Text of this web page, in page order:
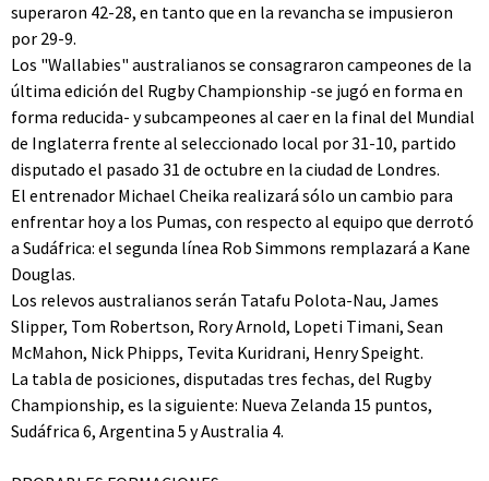
superaron 42-28, en tanto que en la revancha se impusieron
por 29-9.
Los "Wallabies" australianos se consagraron campeones de la
última edición del Rugby Championship -se jugó en forma en
forma reducida- y subcampeones al caer en la final del Mundial
de Inglaterra frente al seleccionado local por 31-10, partido
disputado el pasado 31 de octubre en la ciudad de Londres.
El entrenador Michael Cheika realizará sólo un cambio para
enfrentar hoy a los Pumas, con respecto al equipo que derrotó
a Sudáfrica: el segunda línea Rob Simmons remplazará a Kane
Douglas.
Los relevos australianos serán Tatafu Polota-Nau, James
Slipper, Tom Robertson, Rory Arnold, Lopeti Timani, Sean
McMahon, Nick Phipps, Tevita Kuridrani, Henry Speight.
La tabla de posiciones, disputadas tres fechas, del Rugby
Championship, es la siguiente: Nueva Zelanda 15 puntos,
Sudáfrica 6, Argentina 5 y Australia 4.